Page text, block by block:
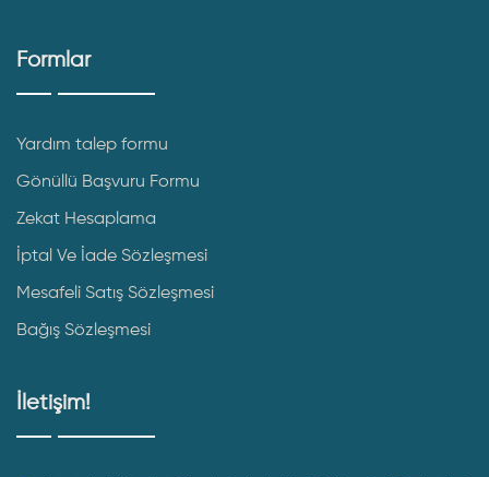
Formlar
Yardım talep formu
Gönüllü Başvuru Formu
Zekat Hesaplama
İptal Ve İade Sözleşmesi
Mesafeli Satış Sözleşmesi
Bağış Sözleşmesi
İletişim!